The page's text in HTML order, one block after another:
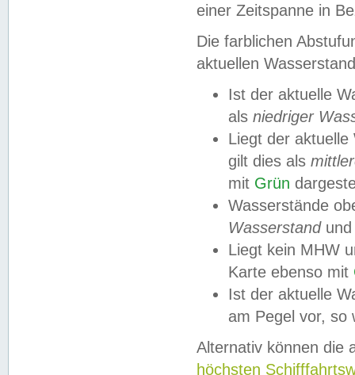
einer Zeitspanne in
Die farblichen
aktuellen
Ist der aktuelle
als niedriger
Liegt der
gilt dies als
mit Grün
Wasserstände
Wasserstandund
Liegt kein MHW
Karte ebenso mit
Ist der aktuelle
am Pegel vor,
Alternativ können die
höchsten